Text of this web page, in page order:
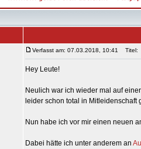
Verfasst am: 07.03.2018, 10:41 Titel:
Hey Leute!
Neulich war ich wieder mal auf
leider schon total in
Nun habe ich vor mir einen neuen
Dabei hätte ich unter anderem an